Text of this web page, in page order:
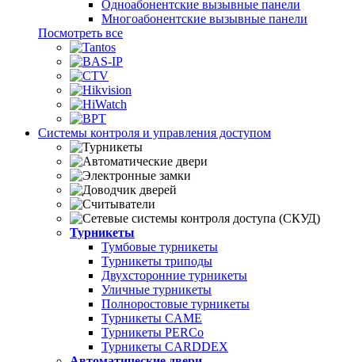
Одноабонентские вызывные панели
Многоабонентские вызывные панели
Посмотреть все
Системы контроля и управления доступом
Турникеты
Тумбовые турникеты
Турникеты триподы
Двухсторонние турникеты
Уличные турникеты
Полноростовые турникеты
Турникеты CAME
Турникеты PERCo
Турникеты CARDDEX